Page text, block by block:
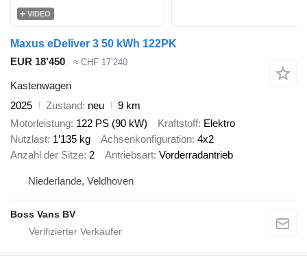
VIDEO
Maxus eDeliver 3 50 kWh 122PK
EUR 18’450
≈ CHF 17’240
Kastenwagen
2025
Zustand neu
9 km
Motorleistung 122 PS (90 kW) Kraftstoff Elektro
Nutzlast 1’135 kg Achsenkonfiguration 4x2
Anzahl der Sitze 2 Antriebsart Vorderradantrieb
Niederlande, Veldhoven
Boss Vans BV